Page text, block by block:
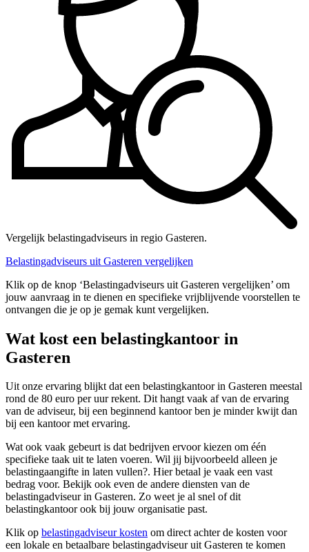
Vergelijk belastingadviseurs in regio Gasteren.
Belastingadviseurs uit Gasteren vergelijken
Klik op de knop ‘Belastingadviseurs uit Gasteren vergelijken’ om
jouw aanvraag in te dienen en specifieke vrijblijvende voorstellen te
ontvangen die je op je gemak kunt vergelijken.
Wat kost een belastingkantoor in
Gasteren
Uit onze ervaring blijkt dat een belastingkantoor in Gasteren meestal
rond de 80 euro per uur rekent. Dit hangt vaak af van de ervaring
van de adviseur, bij een beginnend kantoor ben je minder kwijt dan
bij een kantoor met ervaring.
Wat ook vaak gebeurt is dat bedrijven ervoor kiezen om één
specifieke taak uit te laten voeren. Wil jij bijvoorbeeld alleen je
belastingaangifte in laten vullen?. Hier betaal je vaak een vast
bedrag voor. Bekijk ook even de andere diensten van de
belastingadviseur in Gasteren. Zo weet je al snel of dit
belastingkantoor ook bij jouw organisatie past.
Klik op belastingadviseur kosten om direct achter de kosten voor
een lokale en betaalbare belastingadviseur uit Gasteren te komen